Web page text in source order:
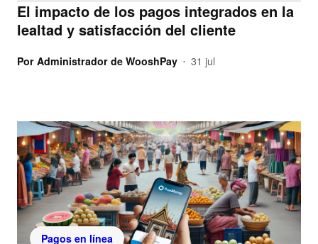
El impacto de los pagos integrados en la
lealtad y satisfacción del cliente
Por Administrador de WooshPay • 31 jul
Pagos en línea